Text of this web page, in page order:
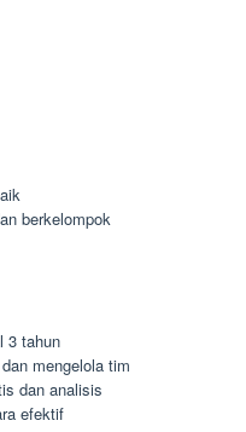
berkelompok
3 tahun
mengelola tim
dan analisis
efektif